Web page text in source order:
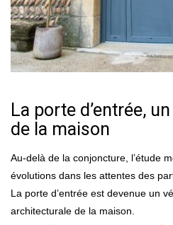
La porte d’entrée,
de la maison
Au-delà de la conjoncture, l’étude
évolutions dans les attentes des
La porte d’entrée est devenue un
architecturale de la maison.